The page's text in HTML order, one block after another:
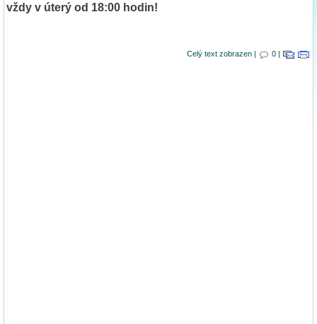
vždy v úterý od 18:00 hodin!
Celý text zobrazen | 0 |